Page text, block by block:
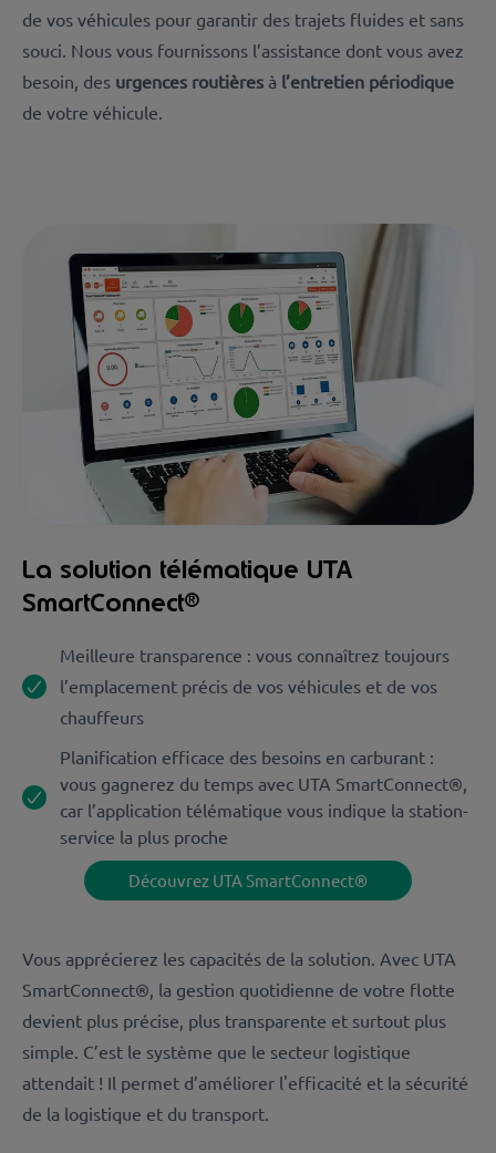
de vos véhicules pour garantir des trajets fluides et sans
souci. Nous vous fournissons l’assistance dont vous avez
besoin, des urgences routières à l’entretien périodique
de votre véhicule.
La solution télématique UTA
SmartConnect®
Meilleure transparence : vous connaîtrez toujours
l’emplacement précis de vos véhicules et de vos
chauffeurs
Planification efficace des besoins en carburant :
vous gagnerez du temps avec UTA SmartConnect®,
car l’application télématique vous indique la station-
service la plus proche
Découvrez UTA SmartConnect®
Vous apprécierez les capacités de la solution. Avec UTA
SmartConnect®, la gestion quotidienne de votre flotte
devient plus précise, plus transparente et surtout plus
simple. C’est le système que le secteur logistique
attendait ! Il permet d’améliorer l'efficacité et la sécurité
de la logistique et du transport.